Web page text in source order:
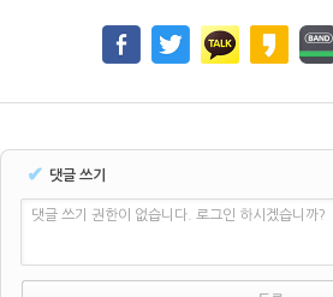
✔ 댓글 쓰기
댓글 쓰기 권한이 없습니다. 로그인 하시겠습니까?